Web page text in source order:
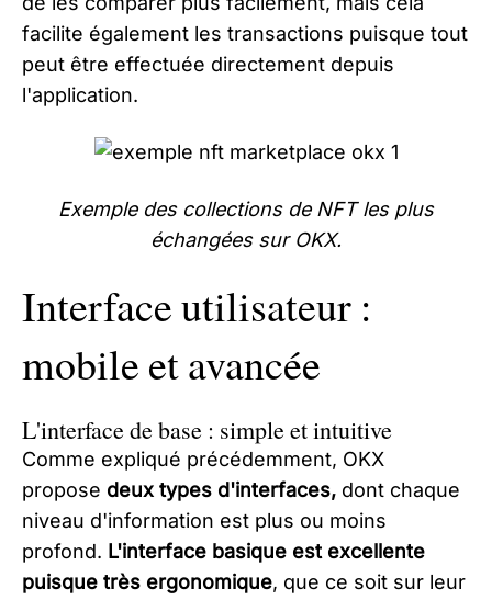
facilite également les transactions puisque tout
peut être effectuée directement depuis
l'application.
Exemple des collections de NFT les plus
échangées sur OKX.
Interface utilisateur :
mobile et avancée
L'interface de base : simple et intuitive
Comme expliqué précédemment, OKX
propose deux types d'interfaces, dont chaque
niveau d'information est plus ou moins
profond. L'interface basique est excellente
puisque très ergonomique, que ce soit sur leur